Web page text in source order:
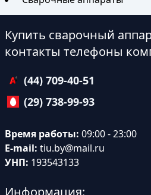
Купить сварочный
контакты телефоны
(44) 709-40-51
(29) 738-99-93
Время работы: 09:00 - 23:00
E-mail: tiu.by@mail.ru
УНП: 193543133